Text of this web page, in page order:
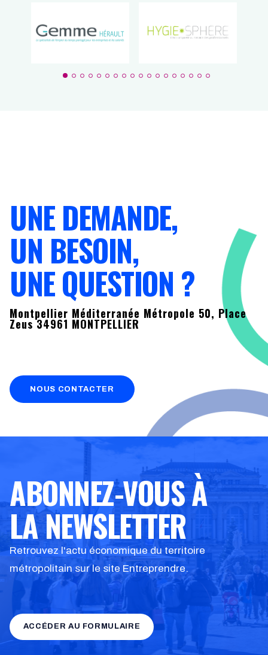
UNE DEMANDE,
UN BESOIN,
UNE QUESTION ?
Montpellier Méditerranée Métropole 50, Place
Zeus 34961 MONTPELLIER
NOUS CONTACTER
ABONNEZ-VOUS À
LA NEWSLETTER
Retrouvez l'actu économique du territoire
métropolitain sur le site Entreprendre.
ACCÉDER AU FORMULAIRE